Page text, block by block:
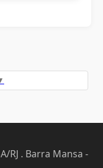
RJ . Barra Mansa -